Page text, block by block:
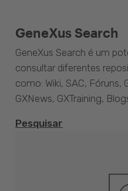
GeneXus Search
GeneXus Search é um
consultar diferentes
como: Wiki, SAC, Fóruns,
GXNews, GXTraining,
Pesquisar